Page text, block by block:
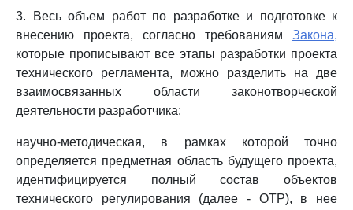
3. Весь объем работ по разработке и подготовке к
внесению проекта, согласно требованиям Закона,
которые прописывают все этапы разработки проекта
технического регламента, можно разделить на две
взаимосвязанных области законотворческой
деятельности разработчика:
научно-методическая, в рамках которой точно
определяется предметная область будущего проекта,
идентифицируется полный состав объектов
технического регулирования (далее - ОТР), в нее